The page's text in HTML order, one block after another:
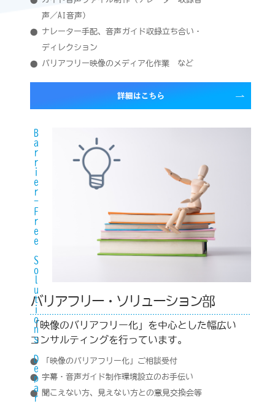
声／AI音声）
ナレーター手配、音声ガイド収録立ち合い・
ディレクション
バリアフリー映像のメディア化作業 など
Barrier-Free Solutions Department
バリアフリー・ソリューション部
「映像のバリアフリー化」を中心とした幅広い
コンサルティングを行っています。
「映像のバリアフリー化」ご相談受付
字幕・音声ガイド制作環境設立のお手伝い
聞こえない方、見えない方との意見交換会等